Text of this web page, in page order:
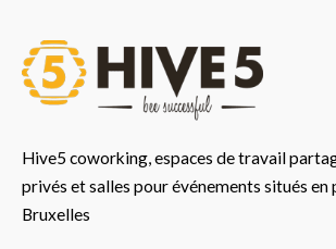
Hive5 coworking, espaces de travail
privés et salles pour événements situés
Bruxelles